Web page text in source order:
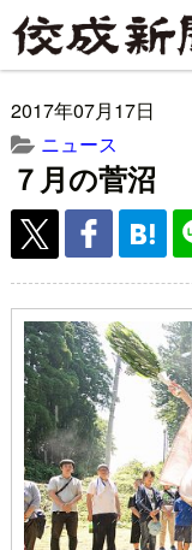
2017年07月17日
ニュース
７月の菅沼